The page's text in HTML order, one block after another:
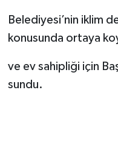
Belediyesi’nin iklim
konusunda ortaya
ve ev sahipliği için
sundu.